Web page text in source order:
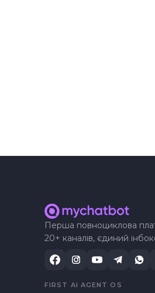
Перша повноциклова
20+ каналів, єдиний
FIRST AI AGENT OS